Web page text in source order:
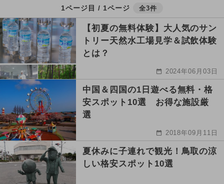
1ページ目 / 1ページ 全3件
【初夏の無料体験】大人気のサン
トリー天然水工場見学＆試飲体験
とは？
2024年06月03日
中国＆四国の1日遊べる無料・格
安スポット10選 お得な施設厳
選
2018年09月11日
夏休みに子連れで観光！鳥取の涼
しい格安スポット10選